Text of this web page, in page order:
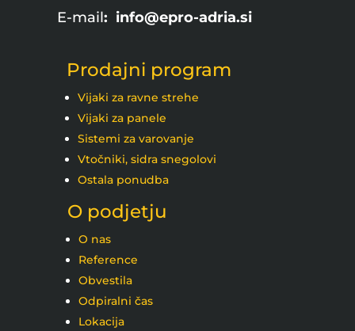
E-mail: info@epro-adria.si
Prodajni program
Vijaki za ravne strehe
Vijaki za panele
Sistemi za varovanje
Vtočniki, sidra snegolovi
Ostala ponudba
O podjetju
O nas
Reference
Obvestila
Odpiralni čas
Lokacija